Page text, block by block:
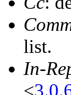
list.
In-
<